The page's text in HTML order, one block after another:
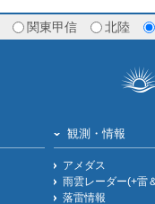
関東甲信 北陸
観測・情報
アメダス
雨雲レーダー(+雷
落雷情報